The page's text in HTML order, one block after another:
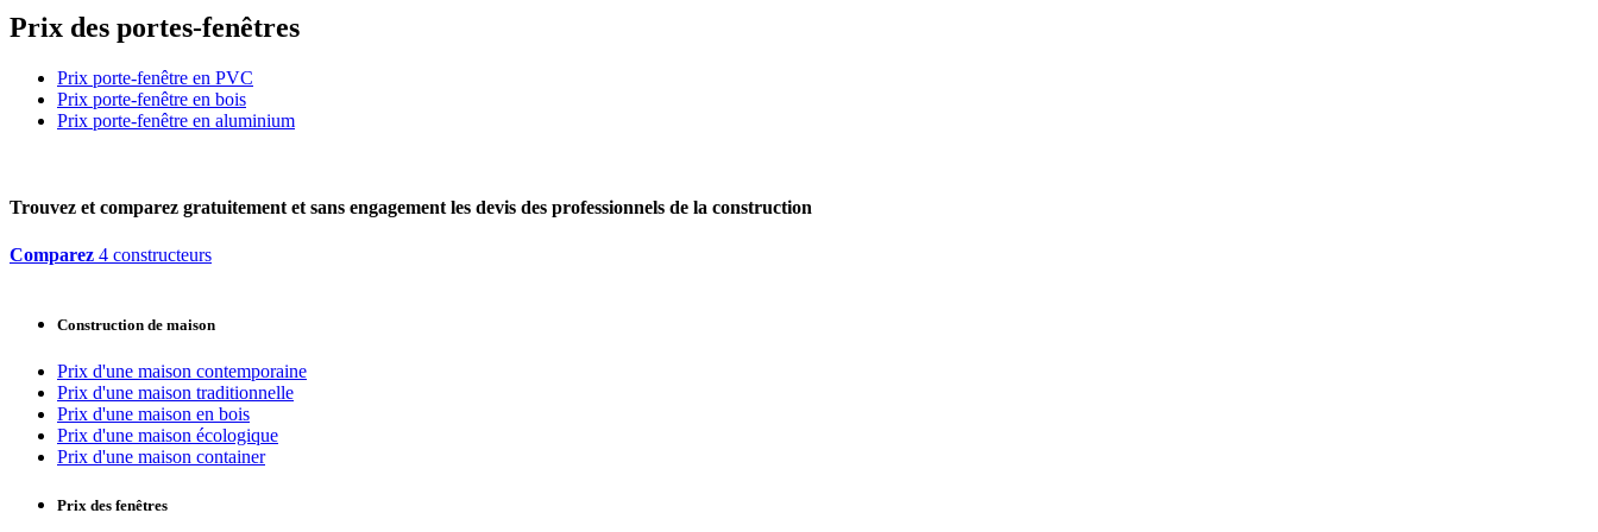
Prix des portes-fenêtres
Prix porte-fenêtre en PVC
Prix porte-fenêtre en bois
Prix porte-fenêtre en aluminium
Trouvez et comparez gratuitement et sans engagement les devis des professionnels de la construction
Comparez 4 constructeurs
Construction de maison
Prix d'une maison contemporaine
Prix d'une maison traditionnelle
Prix d'une maison en bois
Prix d'une maison écologique
Prix d'une maison container
Prix des fenêtres